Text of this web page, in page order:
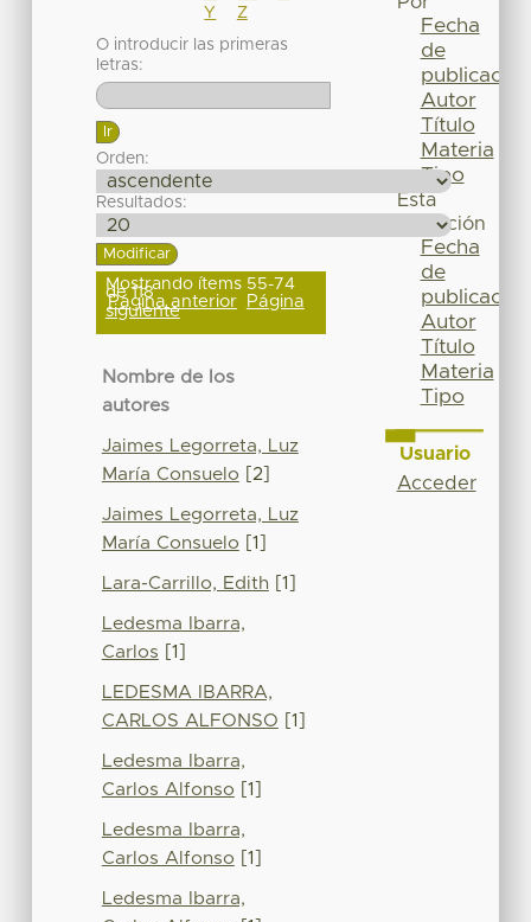
Y
Z
O introducir las primeras
letras:
Orden:
Resultados:
Mostrando ítems 55-74
de 118
Página anterior Página
siguiente
Nombre de los
autores
Jaimes Legorreta, Luz
María Consuelo [2]
Jaimes Legorreta, Luz
María Consuelo [1]
Lara-Carrillo, Edith [1]
Ledesma Ibarra,
Carlos [1]
LEDESMA IBARRA,
CARLOS ALFONSO [1]
Ledesma Ibarra,
Carlos Alfonso [1]
Ledesma Ibarra,
Carlos Alfonso [1]
Ledesma Ibarra,
Fecha
de
publicación
Autor
Título
Materia
Tipo
Esta
colección
Fecha
de
publicación
Autor
Título
Materia
Tipo
Usuario
Acceder